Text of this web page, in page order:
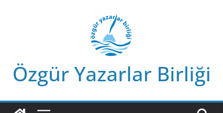
Özgür Yazarlar Birliği